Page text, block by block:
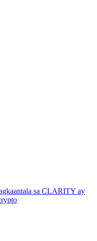
sa CLARITY ay